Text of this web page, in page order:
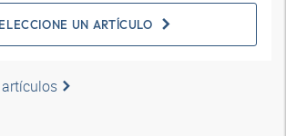
UN ARTÍCULO